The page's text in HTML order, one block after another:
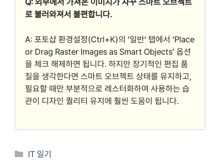
Q: 외부에서 가져온 이미지가 자꾸 스마트 오브젝트
로 불러와져서 불편합니다.
A: 포토샵 환경설정(Ctrl+K)의 ‘일반’ 탭에서 ‘Place
or Drag Raster Images as Smart Objects’ 옵션
을 체크 해제하면 됩니다. 하지만 장기적인 편집 품
질을 생각한다면 스마트 오브젝트 상태를 유지하고,
필요할 때만 부분적으로 레스터화하여 사용하는 습
관이 디자인 퀄리티 유지에 훨씬 도움이 됩니다.
Categories
IT 일기